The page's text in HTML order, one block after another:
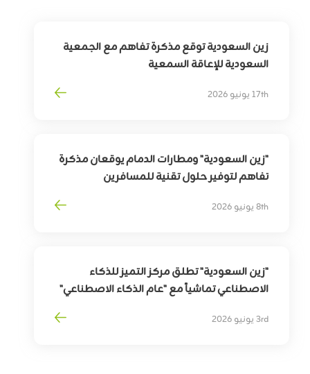
زين السعودية توقع مذكرة تفاهم مع الجمعية
السعودية للإعاقة السمعية
ذوي الإعاقة السمعية
17th يونيو 2026
"زين السعودية" ومطارات الدمام يوقعان مذكرة
تفاهم لتوفير حلول تقنية للمسافرين
وترقيةتجربةالمسافرين 8th يونيو 2026
"زين السعودية" تطلق مركز التميز للذكاء
الاصطناعي تماشياً مع "عام الذكاء الاصطناعي"
3rd يونيو 2026